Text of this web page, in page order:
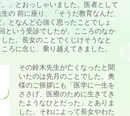
」とおっしゃいました。医者として
の 前に座り、「そうだ教育なんだ、
となんど心強く思ったことでしょ
という受診でしたが、こころのなか
た。長女のことでくじけそうなと
ろに念じ、乗り越えてきました。
その鈴木先生が亡くなったと聞
いたのは先月のことでした。奥
様のご挨拶にも「医学に一生を
ささげ、医療のために生きてき
たようなひとだった」とありま
した。それによって長女やわた